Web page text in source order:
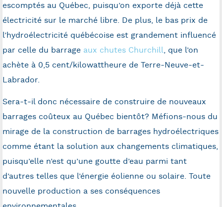
escomptés au Québec, puisqu’on exporte déjà cette
électricité sur le marché libre. De plus, le bas prix de
l’hydroélectricité québécoise est grandement influencé
par celle du barrage aux chutes Churchill
, que l’on
achète à 0,5 cent/kilowattheure de Terre-Neuve-et-
Labrador.
Sera-t-il donc nécessaire de construire de nouveaux
barrages coûteux au Québec bientôt? Méfions-nous du
mirage de la construction de barrages hydroélectriques
comme étant la solution aux changements climatiques,
puisqu’elle n’est qu’une goutte d’eau parmi tant
d’autres telles que l’énergie éolienne ou solaire. Toute
nouvelle production a ses conséquences